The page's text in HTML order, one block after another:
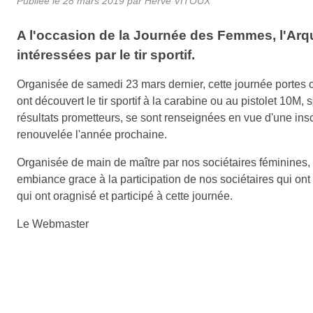
A l'occasion de la Journée des Femmes,
intéressées par le tir sportif.
Organisée de samedi 23 mars dernier, cette journée
ont découvert le tir sportif à la carabine ou au pistolet
résultats prometteurs, se sont renseignées en vue d'une
renouvelée l'année prochaine.
Organisée de main de maître par nos sociétaires
embiance grace à la participation de nos sociétaires qui
qui ont oragnisé et participé à cette journée.
Le Webmaster